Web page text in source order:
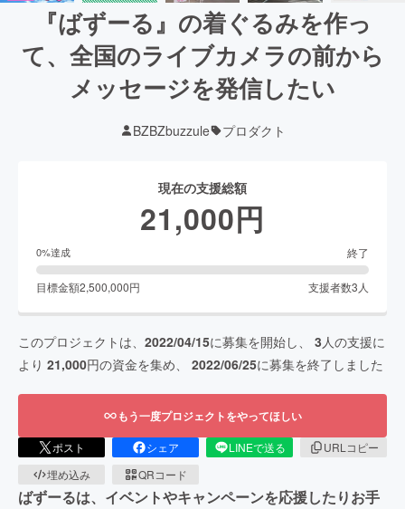
『ばずーる』の着ぐるみを作っ
て、全国のライブカメラの前から
メッセージを発信したい
BZBZbuzzule プロダクト
現在の支援総額
21,000円
0%達成 終了
目標金額2,500,000円 支援者数3 人
このプロジェクトは、 2022/04/15に募集を開始し、 3 人の支援に
より 21,000円の資金を集め、 2022/06/25に募集を終了しました
もう一度プロジェクトをやってほしい
ポスト シェア LINEで送る
URLコピー
埋め込み
QRコード
ばずーるは、イベントやキャンペーンを応援したりお手